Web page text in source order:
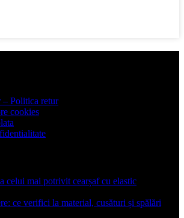
Politica retur
cookies
celui mai potrivit cearșaf cu elastic
ce verifici la material, cusături și spălări